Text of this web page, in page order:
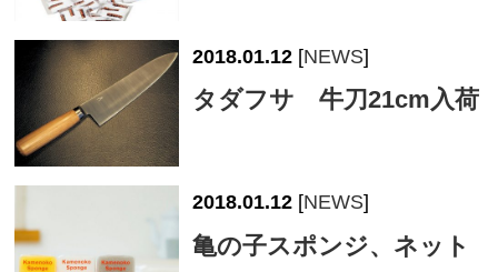
2018.01.12 [NEWS]
タダフサ 牛刀21cm入荷
2018.01.12 [NEWS]
亀の子スポンジ、ネット